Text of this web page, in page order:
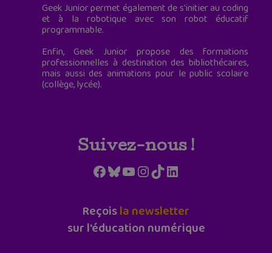
Geek Junior permet également de s'initier au coding
et à la robotique avec son robot éducatif
programmable.
Enfin, Geek Junior propose des formations
professionnelles à destination des bibliothécaires,
mais aussi des animations pour le public scolaire
(collège, lycée).
Suivez-nous !
Facebook
Bluesky
YouTube
Instagram
TikTokLinkedIn
Reçoisla newsletter
sur l'éducation numérique